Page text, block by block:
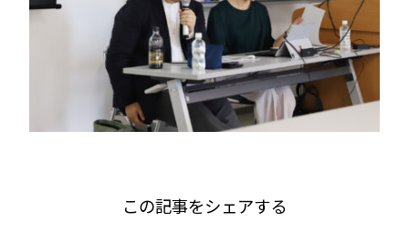
この記事をシェアする